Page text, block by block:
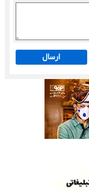
ارسال